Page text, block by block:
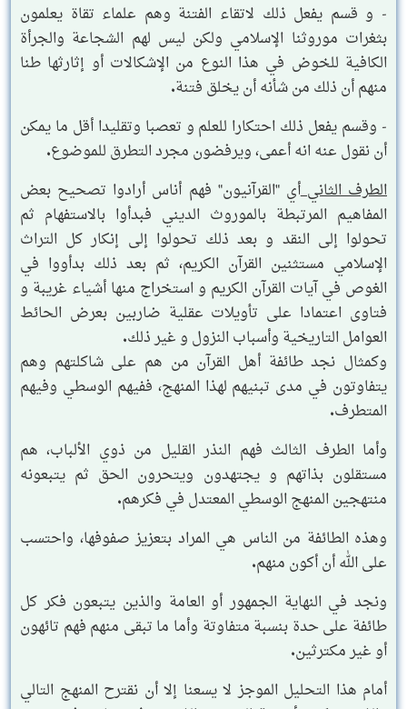
- و قسم يفعل ذلك لاتقاء الفتنة وهم علماء تقاة يعلمون
بثغرات موروثنا الإسلامي ولكن ليس لهم الشجاعة والجرأة
الكافية للخوض في هذا النوع من الإشكالات أو إثارثها طنا
منهم أن ذلك من شأنه أن يخلق فتنة.
- وقسم يفعل ذلك احتكارا للعلم و تعصبا وتقليدا أقل ما يمكن
أن نقول عنه انه أعمى، ويرفضون مجرد التطرق للموضوع.
الطرف الثانيأي "القرآنيون" فهم أناس أرادوا تصحيح بعض
المفاهيم المرتبطة بالموروث الديني فبدأوا بالاستفهام ثم
تحولوا إلى النقد و بعد ذلك تحولوا إلى إنكار كل التراث
الإسلامي مستثنين القرآن الكريم، ثم بعد ذلك بدأووا في
الغوص في آيات القرآن الكريم و استخراج منها أشياء غريبة و
فتاوى اعتمادا على تأويلات عقلية ضاربين بعرض الحائط
العوامل التاريخية وأسباب النزول و غير ذلك.
وكمثال نجد طائفة أهل القرآن من هم على شاكلتهم وهم
يتفاوتون في مدى تبنيهم لهذا المنهج، ففيهم الوسطي وفيهم
المتطرف.
وأما الطرف الثالث فهم النذر القليل من ذوي الألباب، هم
مستقلون بذاتهم و يجتهدون ويتحرون الحق ثم يتبعونه
منتهجين المنهج الوسطي المعتدل في فكرهم.
وهذه الطائفة من الناس هي المراد بتعزيز صفوفها، واحتسب
على الله أن أكون منهم.
ونجد في النهاية الجمهور أو العامة والذين يتبعون فكر كل
طائفة على حدة بنسبة متفاوتة وأما ما تبقى منهم فهم تائهون
أو غير مكترثين.
أمام هذا التحليل الموجز لا يسعنا إلا أن نقترح المنهج التالي